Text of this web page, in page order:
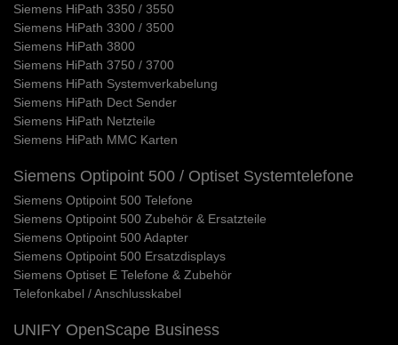
Siemens HiPath 3350 / 3550
Siemens HiPath 3300 / 3500
Siemens HiPath 3800
Siemens HiPath 3750 / 3700
Siemens HiPath Systemverkabelung
Siemens HiPath Dect Sender
Siemens HiPath Netzteile
Siemens HiPath MMC Karten
Siemens Optipoint 500 / Optiset Systemtelefone
Siemens Optipoint 500 Telefone
Siemens Optipoint 500 Zubehör & Ersatzteile
Siemens Optipoint 500 Adapter
Siemens Optipoint 500 Ersatzdisplays
Siemens Optiset E Telefone & Zubehör
Telefonkabel / Anschlusskabel
UNIFY OpenScape Business